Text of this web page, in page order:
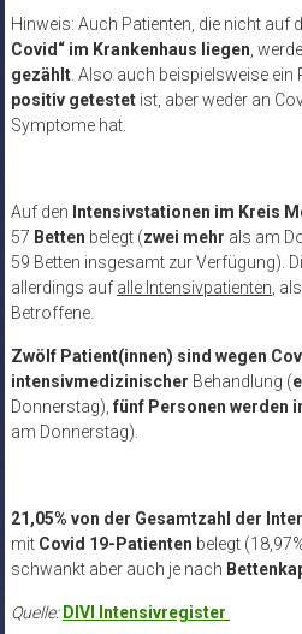
Hinweis: Auch Patienten, die nicht auf
Covid“ im Krankenhaus liegen,
gezählt. Also auch beispielsweise ein
positiv getestetist, aber weder an
Symptome hat.
Auf den Intensivstationen im Kreis
57 Betten belegt (zwei mehr als am
59 Betten insgesamt zur Verfügung).
allerdings auf alle Intensivpatienten,
Betroffene.
Zwölf Patient(innen) sind wegen
intensivmedizinischer Behandlung (
Donnerstag), fünf Personen werden
am Donnerstag).
21,05% von der Gesamtzahl der
mitCovid 19-Patienten belegt
schwankt aber auch je nach
Quelle: DIVI Intensivregister